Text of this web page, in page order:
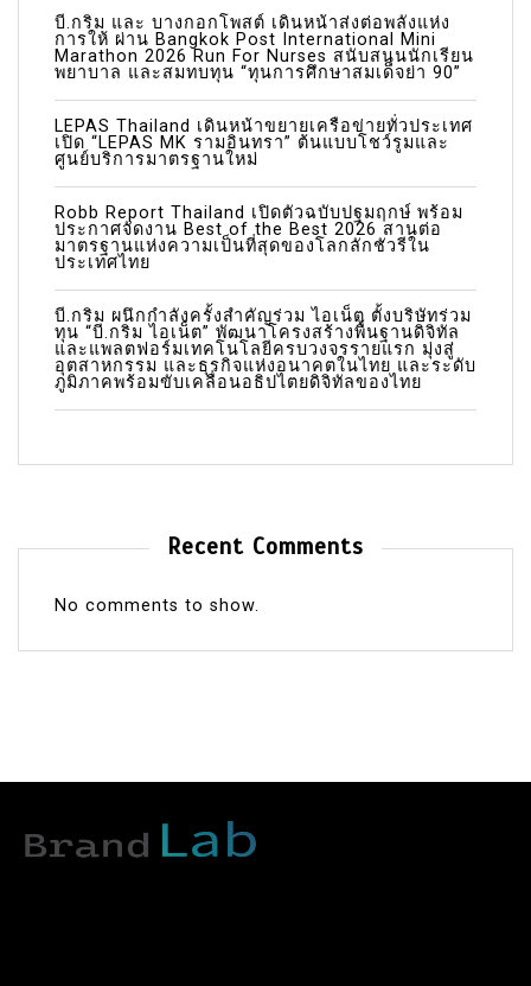
บี.กริม และ บางกอกโพสต์ เดินหน้าส่งต่อพลังแห่ง
การให้ ผ่าน Bangkok Post International Mini
Marathon 2026 Run For Nurses สนับสนุนนักเรียน
พยาบาล และสมทบทุน “ทุนการศึกษาสมเด็จย่า 90”
LEPAS Thailand เดินหน้าขยายเครือข่ายทั่วประเทศ
เปิด “LEPAS MK รามอินทรา” ต้นแบบโชว์รูมและ
ศูนย์บริการมาตรฐานใหม่
Robb Report Thailand เปิดตัวฉบับปฐมฤกษ์ พร้อม
ประกาศจัดงาน Best of the Best 2026 สานต่อ
มาตรฐานแห่งความเป็นที่สุดของโลกลักชัวรีใน
ประเทศไทย
บี.กริม ผนึกกำลังครั้งสำคัญร่วม ไอเน็ต ตั้งบริษัทร่วม
ทุน “บี.กริม ไอเน็ต” พัฒนาโครงสร้างพื้นฐานดิจิทัล
และแพลตฟอร์มเทคโนโลยีครบวงจรรายแรก มุ่งสู่
อุตสาหกรรม และธุรกิจแห่งอนาคตในไทย และระดับ
ภูมิภาคพร้อมขับเคลื่อนอธิปไตยดิจิทัลของไทย
Recent Comments
No comments to show.